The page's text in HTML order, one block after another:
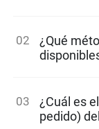
02
¿Qué
03
¿Cuál es
pedido)